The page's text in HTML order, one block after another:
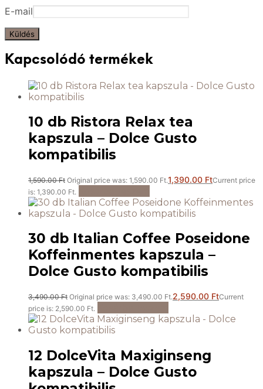
E-mail
Kapcsolódó termékek
10 db Ristora Relax tea
kapszula – Dolce Gusto
kompatibilis
1,590.00Ft Original price was: 1,590.00 Ft.1,390.00 FtCurrent price
is: 1,390.00 Ft.
30 db Italian Coffee Poseidone
Koffeinmentes kapszula –
Dolce Gusto kompatibilis
3,490.00Ft Original price was: 3,490.00 Ft.2,590.00 FtCurrent
price is: 2,590.00 Ft.
12 DolceVita Maxiginseng
kapszula – Dolce Gusto